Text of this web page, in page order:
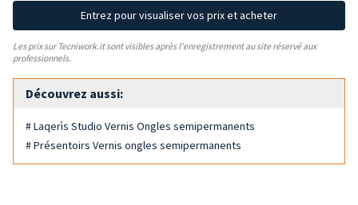
Entrez pour visualiser vos prix et acheter
Les prix sur Tecniwork.it sont visibles après l'enregistrement au site réservé aux
professionnels.
Découvrez aussi:
# Laqerìs Studio Vernis Ongles semipermanents
# Présentoirs Vernis ongles semipermanents